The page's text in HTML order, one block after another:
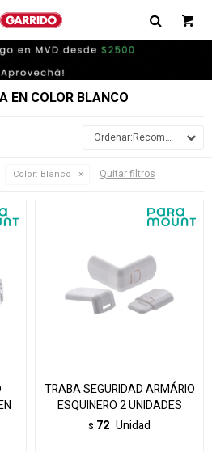
EN COLOR BLANCO
Recomendados
Color: Blanco Quitar filtros
TRABA SEGURIDAD ARMÁRIO
ESQUINERO 2 UNIDADES
$ 72 Unidad